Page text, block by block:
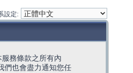
設定:
務條款之所有內
們也會盡力通知您任